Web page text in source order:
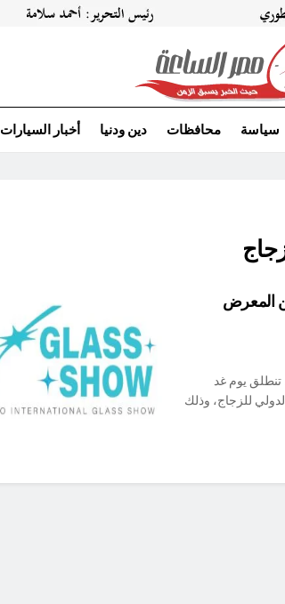
سياسة محافظات دين ودنيا أخبار السيارات
المعرض
تنطلق يوم غد
للزجاج، وذلك